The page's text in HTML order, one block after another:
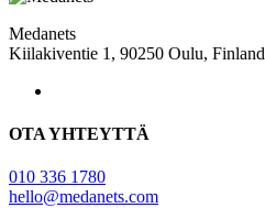
Medanets
Kiilakiventie 1, 90250 Oulu, Finland
OTA YHTEYTTÄ
010 336 1780
hello@medanets.com